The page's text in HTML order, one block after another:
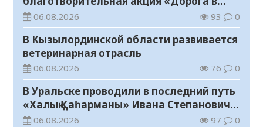
школу»
06.08.2026 93 0
В Кызылординской области развивается
ветеринарная отрасль
06.08.2026 76 0
В Уральске проводили в последний путь
«Халық Қаһарманы» Ивана Степановича
Гапича
06.08.2026 97 0